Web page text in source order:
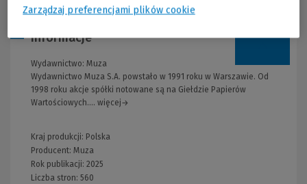
Informacje
Wydawnictwo: Muza
Wydawnictwo Muza S.A. powstało w 1991 roku w Warszawie. Od
1998 roku akcje spółki notowane są na Giełdzie Papierów
Wartościowych.... więcej→
Kraj produkcji: Polska
Producent: Muza
Rok publikacji: 2025
Liczba stron: 560
Zarządzaj preferencjami plików cookie